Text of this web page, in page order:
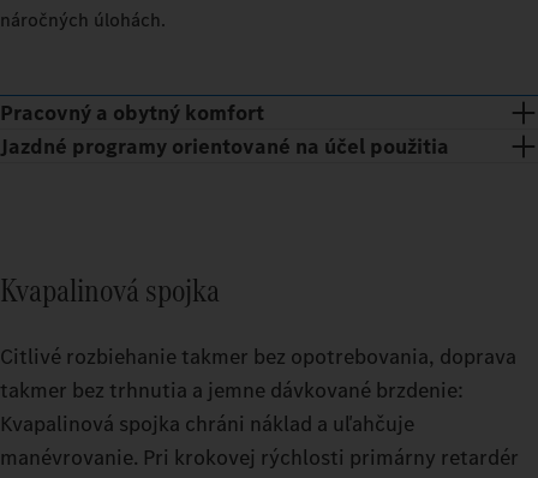
náročných úlohách.
Pracovný a obytný komfort
Jazdné programy orientované na účel použitia
Kvapalinová spojka
Citlivé rozbiehanie takmer bez opotrebovania, doprava
takmer bez trhnutia a jemne dávkované brzdenie:
Kvapalinová spojka chráni náklad a uľahčuje
manévrovanie. Pri krokovej rýchlosti primárny retardér